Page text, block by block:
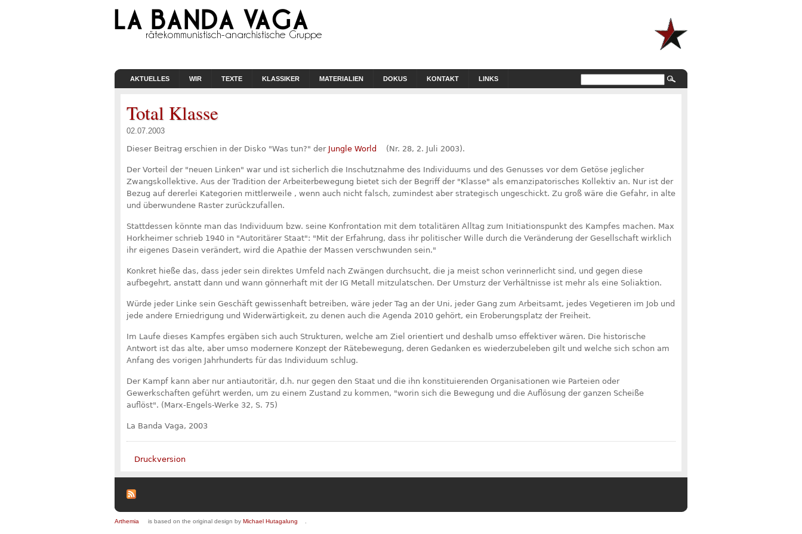
AKTUELLES WIR TEXTE KLASSIKER MATERIALIEN DOKUS KONTAKT LINKS
Total Klasse
02.07.2003
Dieser Beitrag erschien in der Disko "Was tun?" der Jungle World (Nr. 28, 2. Juli 2003).
Der Vorteil der "neuen Linken" war und ist sicherlich die Inschutznahme des Individuums und des Genusses vor dem Getöse jeglicher
Zwangskollektive. Aus der Tradition der Arbeiterbewegung bietet sich der Begriff der "Klasse" als emanzipatorisches Kollektiv an. Nur ist der
Bezug auf dererlei Kategorien mittlerweile , wenn auch nicht falsch, zumindest aber strategisch ungeschickt. Zu groß wäre die Gefahr, in alte
und überwundene Raster zurückzufallen.
Stattdessen könnte man das Individuum bzw. seine Konfrontation mit dem totalitären Alltag zum Initiationspunkt des Kampfes machen. Max
Horkheimer schrieb 1940 in "Autoritärer Staat": "Mit der Erfahrung, dass ihr politischer Wille durch die Veränderung der Gesellschaft wirklich
ihr eigenes Dasein verändert, wird die Apathie der Massen verschwunden sein."
Konkret hieße das, dass jeder sein direktes Umfeld nach Zwängen durchsucht, die ja meist schon verinnerlicht sind, und gegen diese
aufbegehrt, anstatt dann und wann gönnerhaft mit der IG Metall mitzulatschen. Der Umsturz der Verhältnisse ist mehr als eine Soliaktion.
Würde jeder Linke sein Geschäft gewissenhaft betreiben, wäre jeder Tag an der Uni, jeder Gang zum Arbeitsamt, jedes Vegetieren im Job und
jede andere Erniedrigung und Widerwärtigkeit, zu denen auch die Agenda 2010 gehört, ein Eroberungsplatz der Freiheit.
Im Laufe dieses Kampfes ergäben sich auch Strukturen, welche am Ziel orientiert und deshalb umso effektiver wären. Die historische
Antwort ist das alte, aber umso modernere Konzept der Rätebewegung, deren Gedanken es wiederzubeleben gilt und welche sich schon am
Anfang des vorigen Jahrhunderts für das Individuum schlug.
Der Kampf kann aber nur antiautoritär, d.h. nur gegen den Staat und die ihn konstituierenden Organisationen wie Parteien oder
Gewerkschaften geführt werden, um zu einem Zustand zu kommen, "worin sich die Bewegung und die Auflösung der ganzen Scheiße
auflöst". (Marx-Engels-Werke 32, S. 75)
La Banda Vaga, 2003
Druckversion
Arthemia is based on the original design by Michael Hutagalung